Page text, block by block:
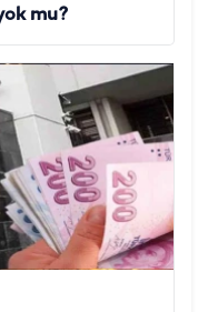
mu?